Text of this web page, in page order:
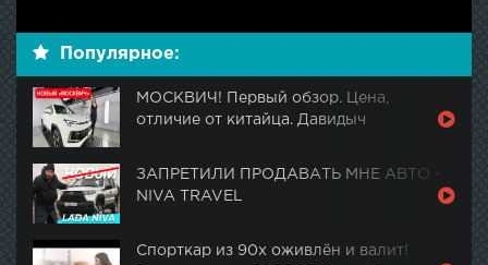
Популярное:
МОСКВИЧ! Первый обзор. Цена,
отличие от китайца. Давидыч
ЗАПРЕТИЛИ ПРОДАВАТЬ МНЕ АВТО -
NIVA TRAVEL
Спорткар из 90х оживлён и валит!